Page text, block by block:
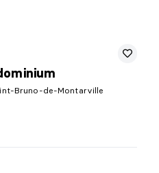
Bruno-de-Montarville